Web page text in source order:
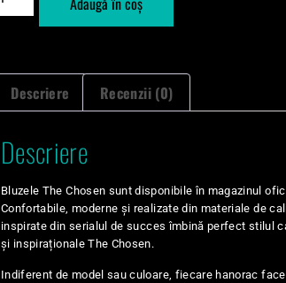
Descriere Recenzii (0)
Descriere
Bluzele The Chosen sunt disponibile în magazinul
Confortabile, moderne și realizate din materiale de
inspirate din serialul de succes îmbină perfect stilul
și inspiraționale The Chosen.
Indiferent de model sau culoare, fiecare hanorac